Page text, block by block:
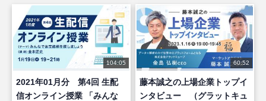
104:05
2021年01月分 第4回 生配
信オンライン授業 「みんな
60:52
藤本誠之の上場企業トップイ
ンタビュー （グラットキュ